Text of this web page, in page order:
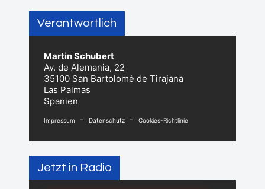
Verantwortlich
Martin Schubert
Av. de Alemania, 22
35100 San Bartolomé de Tirajana
Las Palmas
Spanien
Impressum - Datenschutz - Cookies-Richtlinie
Jetzt in Radio